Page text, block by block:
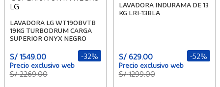
LG
LAVADORA LG WT19OBVTB
19KG TURBODRUM CARGA
SUPERIOR ONYX NEGRO
S/ 1549.00 -32%
S/ 2269.00
LAVADORA INDURAMA DE 13
KG LRI-13BLA
S/ 629.00 -52%
S/ 1299.00